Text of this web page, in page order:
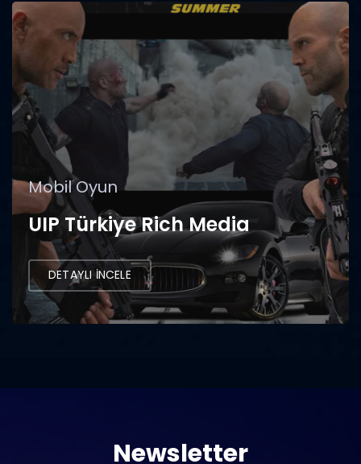
Mobil Oyun
UIP Türkiye Rich Media
DETAYLI İNCELE
Newsletter